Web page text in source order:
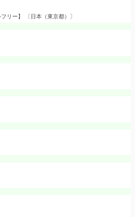
リー】 〔日本（東京都）〕